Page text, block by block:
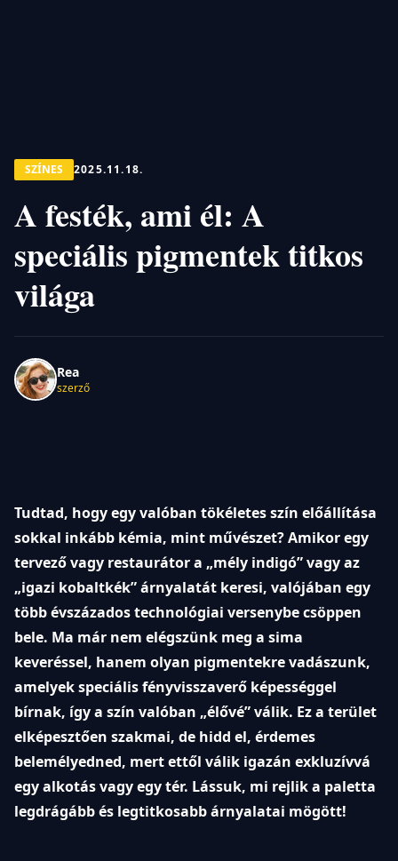
SZÍNES 2025.11.18.
A festék, ami él: A
speciális pigmentek titkos
világa
Rea
szerző
Tudtad, hogy egy valóban tökéletes szín előállítása
sokkal inkább kémia, mint művészet? Amikor egy
tervező vagy restaurátor a „mély indigó” vagy az
„igazi kobaltkék” árnyalatát keresi, valójában egy
több évszázados technológiai versenybe csöppen
bele. Ma már nem elégszünk meg a sima
keveréssel, hanem olyan pigmentekre vadászunk,
amelyek speciális fényvisszaverő képességgel
bírnak, így a szín valóban „élővé” válik. Ez a terület
elképesztően szakmai, de hidd el, érdemes
belemélyedned, mert ettől válik igazán exkluzívvá
egy alkotás vagy egy tér. Lássuk, mi rejlik a paletta
legdrágább és legtitkosabb árnyalatai mögött!